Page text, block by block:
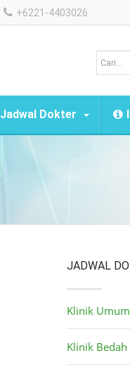
+6221-4403026
Jadwal Dokter
JADWAL
Klinik Umum
Klinik